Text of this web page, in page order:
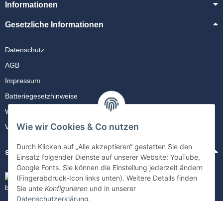
Anmeldung angezeigt
FREENET
PREMIUM WALLET
verfügbar
Informationen
Gesetzliche Informationen
Datenschutz
AGB
Impressum
Batteriegesetzhinweise
Widerrufsrecht
Vertrag kündigen
sicher Einkaufen
Wie wir Cookies & Co nutzen
Durch Klicken auf „Alle akzeptieren“ gestatten Sie den
Einsatz folgender Dienste auf unserer Website: YouTube,
Google Fonts. Sie können die Einstellung jederzeit ändern
(Fingerabdruck-Icon links unten). Weitere Details finden
Sie unte Konfigurieren und in unserer
Datenschutzerklärung.